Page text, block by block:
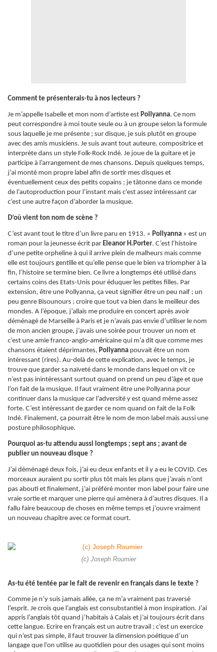
Comment te présenterais-tu à nos lecteurs ?
Je m’appelle Isabelle et mon nom d’artiste est Pollyanna. Ce nom
peut correspondre à moi toute seule ou à un groupe selon la formule
sous laquelle je me présente ; sur disque, je suis plutôt en groupe
avec des amis musiciens. Je suis avant tout auteure, compositrice et
interprète dans un style Folk-Rock Indé. Je joue de la guitare et je
participe à l’arrangement de mes chansons. Depuis quelques temps,
j’ai monté mon propre label afin de sortir mes disques et
éventuellement ceux des petits copains ; je tâtonne dans ce monde
de l’autoproduction pour l’instant mais c’est assez intéressant car
c’est une autre façon d’aborder la musique.
D’où vient ton nom de scène ?
C’est avant tout le titre d’un livre paru en 1913. « Pollyanna » est un
roman pour la jeunesse écrit par Eleanor H.Porter. C’est l’histoire
d’une petite orpheline à qui il arrive plein de malheurs mais comme
elle est toujours gentille et qu’elle pense que le bien va triompher à la
fin, l’histoire se termine bien. Ce livre a longtemps été utilisé dans
certains coins des Etats-Unis pour éduquer les petites filles. Par
extension, être une Pollyanna, ça veut signifier être un peu naïf ; un
peu genre Bisounours ; croire que tout va bien dans le meilleur des
mondes. A l’époque, j’allais me produire en concert après avoir
déménagé de Marseille à Paris et je n’avais pas envie d’utiliser le nom
de mon ancien groupe, j’avais une soirée pour trouver un nom et
c’est une amie franco-anglo-américaine qui m’a dit que comme mes
chansons étaient déprimantes, Pollyanna pouvait être un nom
intéressant (rires). Au-delà de cette explication, avec le temps, je
trouve que garder sa naïveté dans le monde dans lequel on vit ce
n’est pas inintéressant surtout quand on prend un peu d’âge et que
l’on fait de la musique. Il faut vraiment être une Pollyanna pour
continuer dans la musique car l’adversité y est quand même assez
forte. C’est intéressant de garder ce nom quand on fait de la Folk
Indé. Finalement, ça pourrait être le nom de mon label mais aussi une
posture philosophique.
Pourquoi as-tu attendu aussi longtemps ; sept ans ; avant de
publier un nouveau disque ?
J’ai déménagé deux fois, j’ai eu deux enfants et il y a eu le COVID. Ces
morceaux auraient pu sortir plus tôt mais les plans que j’avais n’ont
pas abouti et finalement, j’ai préféré monter mon label pour faire une
vraie sortie et marquer une pierre qui amènera à d’autres disques. Il a
fallu faire beaucoup de choses en même temps et j’ouvre vraiment
un nouveau chapitre avec ce format court.
(c) Joseph Roumier
As-tu été tentée par le fait de revenir en français dans le texte ?
Comme je n’y suis jamais allée, ça ne m’a vraiment pas traversé
l’esprit. Je crois que l’anglais est consubstantiel à mon inspiration. J’ai
appris l’anglais tôt quand j’habitais à Calais et j’ai toujours écrit dans
cette langue. Ecrire en français est un autre travail ; c’est un exercice
qui n’est pas simple, il faut trouver la dimension poétique d’un
langage que l’on utilise au quotidien pour des usages qui sont moins